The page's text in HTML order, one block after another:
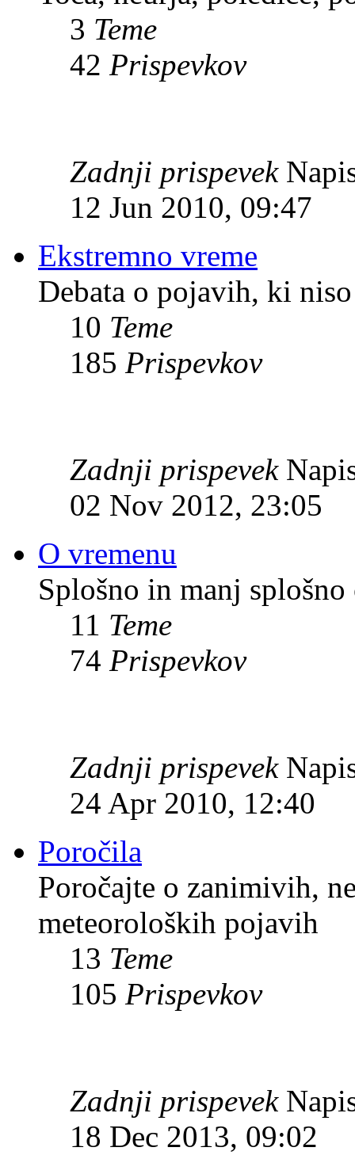
3 Teme
42 Prispevkov
Zadnji prispevek
12 Jun 2010, 09:47
Ekstremno vreme
Debata o pojavih, ki
10 Teme
185 Prispevkov
Zadnji prispevek
02 Nov 2012, 23:05
O vremenu
Splošno in manj splošno
11 Teme
74 Prispevkov
Zadnji prispevek
24 Apr 2010, 12:40
Poročila
Poročajte o zanimivih,
meteoroloških pojavih
13 Teme
105 Prispevkov
Zadnji prispevek
18 Dec 2013, 09:02